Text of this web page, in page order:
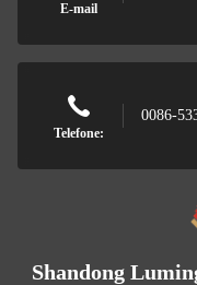
E-mail
Telefone:
0086-
Shandong